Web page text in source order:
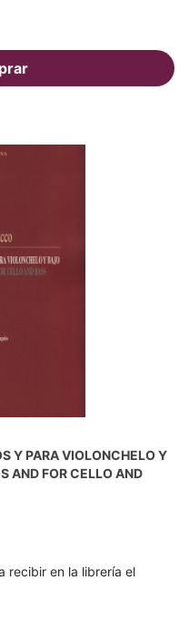
Y PARA VIOLONCHELO Y
AND FOR CELLO AND
recibir en la librería el